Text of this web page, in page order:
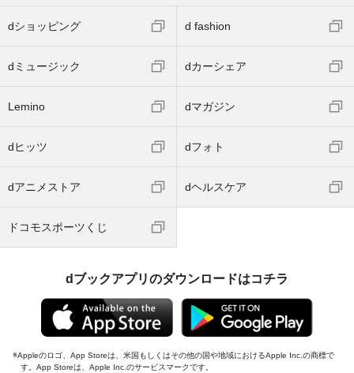
dショッピング d fashion
dミュージック dカーシェア
Lemino dマガジン
dヒッツ dフォト
dアニメストア dヘルスケア
ドコモスポーツくじ
dブックアプリのダウンロードはコチラ
Appleのロゴ、App Storeは、米国もしくはその他の国や地域におけるApple Inc.の商標で
す。App Storeは、Apple Inc.のサービスマークです。